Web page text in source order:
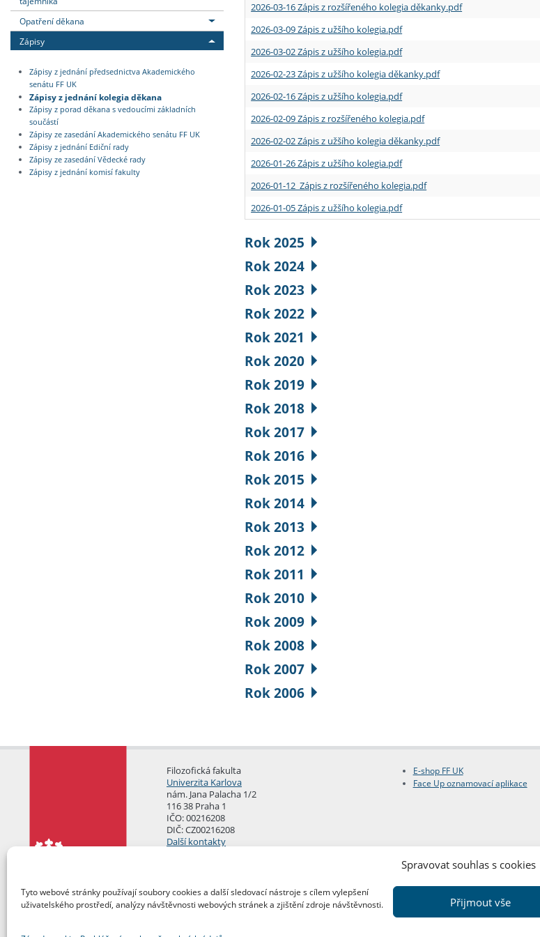
Spravovat souhlas s cookies
Tyto webové stránky používají soubory cookies a další sledovací nástroje s cílem vylepšení
uživatelského prostředí, analýzy návštěvnosti webových stránek a zjištění zdroje návštěvnosti.
Přijmout vše
Opatření děkana
Zápisy
Zápisy z jednání předsednictva Akademického
senátu FF UK
Zápisy z jednání kolegia děkana
Zápisy z porad děkana s vedoucími základních
součástí
Zápisy ze zasedání Akademického senátu FF UK
Zápisy z jednání Ediční rady
Zápisy ze zasedání Vědecké rady
Zápisy z jednání komisí fakulty
2026-03-16 Zápis z rozšířeného kolegia děkanky.pdf
2026-03-09 Zápis z užšího kolegia.pdf
2026-03-02 Zápis z užšího kolegia.pdf
2026-02-23 Zápis z užšího kolegia děkanky.pdf
2026-02-16 Zápis z užšího kolegia.pdf
2026-02-09 Zápis z rozšířeného kolegia.pdf
2026-02-02 Zápis z užšího kolegia děkanky.pdf
2026-01-26 Zápis z užšího kolegia.pdf
2026-01-12 Zápis z rozšířeného kolegia.pdf
2026-01-05 Zápis z užšího kolegia.pdf
Rok 2025
Rok 2024
Rok 2023
Rok 2022
Rok 2021
Rok 2020
Rok 2019
Rok 2018
Rok 2017
Rok 2016
Rok 2015
Rok 2014
Rok 2013
Rok 2012
Rok 2011
Rok 2010
Rok 2009
Rok 2008
Rok 2007
Rok 2006
Filozofická fakulta
Univerzita Karlova
nám. Jana Palacha 1/2
116 38 Praha 1
IČO: 00216208
DIČ: CZ00216208
Další kontakty
E-shop FF UK
Face Up oznamovací aplikace